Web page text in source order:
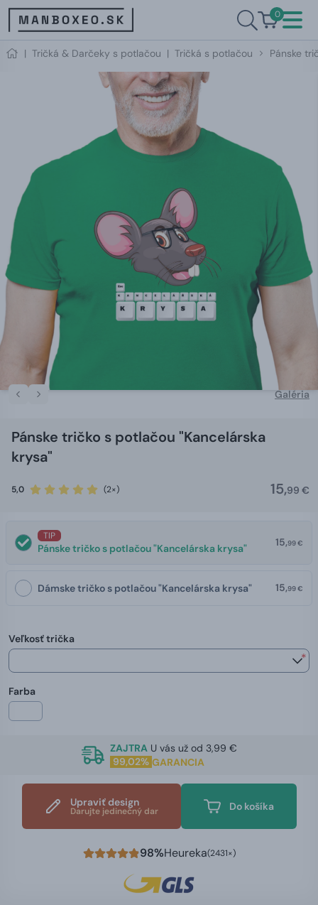
0
| Tričká & Darčeky s potlačou | Tričká s potlačou Pánske
Galéria
Pánske tričko s potlačou "Kancelárska
krysa"
5,0 (2×) 15,99 €
TIP
Pánske tričko s potlačou "Kancelárska krysa" 15,99 €
Dámske tričko s potlačou "Kancelárska krysa" 15,99 €
Veľkosť trička
*
Farba
ZAJTRA U vás už od 3,99 €
99,02% GARANCIA
Upraviť design
Darujte jedinečný dar Do košíka
98%Heureka(2431×)